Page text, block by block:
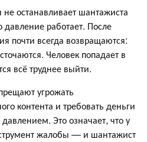
останавливает шантажиста
работает. После
почти всегда возвращаются:
Человек попадает в
всё труднее выйти.
угрожать
контента и требовать деньги
Это означает, что у
жалобы — и шантажист